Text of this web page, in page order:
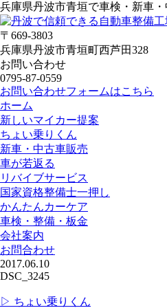
兵庫県丹波市青垣で車検・新車
〒669-3803
兵庫県丹波市青垣町西芦田328
お問い合わせ
0795-87-0559
お問い合わせフォームはこちら
ホーム
新しいマイカー提案
ちょい乗りくん
新車・中古車販売
車が若返る
リバイブサービス
国家資格整備士一押し
かんたんカーケア
車検・整備・板金
会社案内
お問合わせ
2017.06.10
DSC_3245
▷ ちょい乗りくん